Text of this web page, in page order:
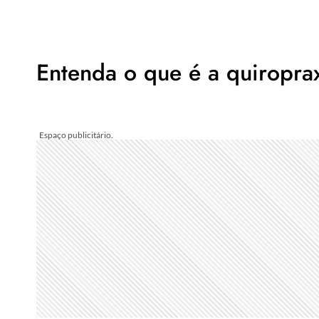
Entenda o que é a